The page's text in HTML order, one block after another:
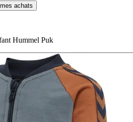
achats
Hummel Puk